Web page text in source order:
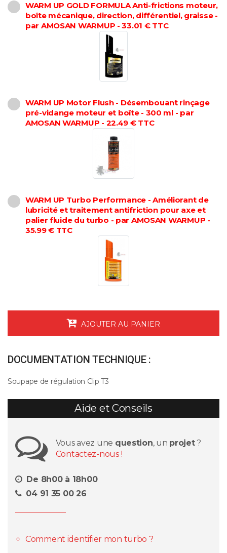
WARM UP GOLD FORMULA Anti-frictions moteur,
boîte mécanique, direction, différentiel, graisse -
par AMOSAN WARMUP - 33.01 € TTC
WARM UP Motor Flush - Désembouant rinçage
pré-vidange moteur et boîte - 300 ml - par
AMOSAN WARMUP - 22.49 € TTC
WARM UP Turbo Performance - Améliorant de
lubricité et traitement antifriction pour axe et
palier fluide du turbo - par AMOSAN WARMUP -
35.99 € TTC
AJOUTER AU PANIER
DOCUMENTATION TECHNIQUE :
Soupape de régulation Clip T3
Aide et Conseils
Vous avez une question, un projet?
Contactez-nous !
De 8h00 à 18h00
04 91 35 00 26
Comment identifier mon turbo ?